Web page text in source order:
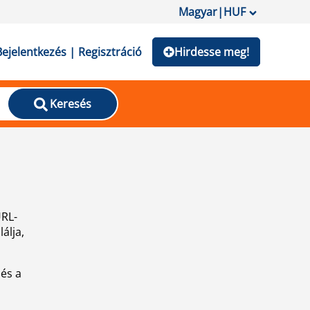
Magyar|HUF
| Regisztráció Hirdesse meg!
Keresés
a